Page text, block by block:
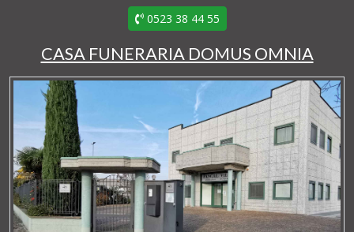
0523 38 44 55
CASA FUNERARIA DOMUS OMNIA